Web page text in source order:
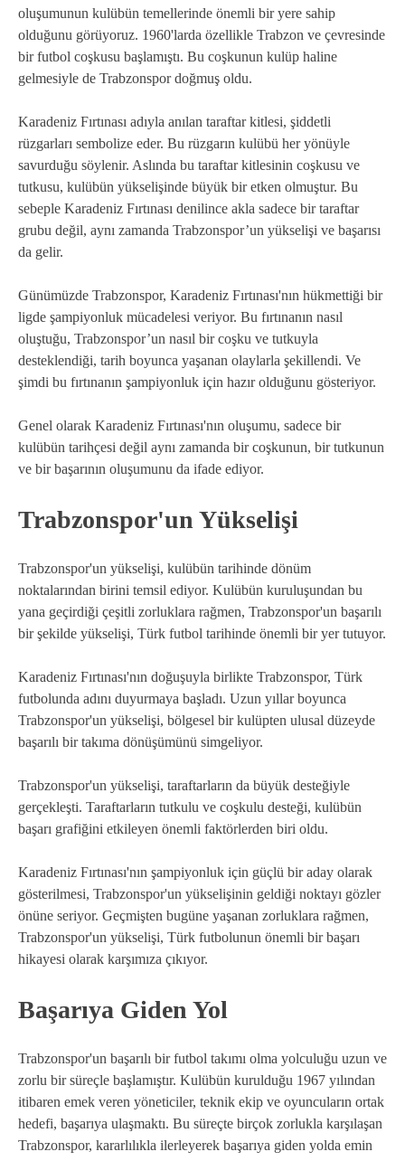
oluşumunun kulübün temellerinde önemli bir yere sahip
olduğunu görüyoruz. 1960'larda özellikle Trabzon ve çevresinde
bir futbol coşkusu başlamıştı. Bu coşkunun kulüp haline
gelmesiyle de Trabzonspor doğmuş oldu.
Karadeniz Fırtınası adıyla anılan taraftar kitlesi, şiddetli
rüzgarları sembolize eder. Bu rüzgarın kulübü her yönüyle
savurduğu söylenir. Aslında bu taraftar kitlesinin coşkusu ve
tutkusu, kulübün yükselişinde büyük bir etken olmuştur. Bu
sebeple Karadeniz Fırtınası denilince akla sadece bir taraftar
grubu değil, aynı zamanda Trabzonspor’un yükselişi ve başarısı
da gelir.
Günümüzde Trabzonspor, Karadeniz Fırtınası'nın hükmettiği bir
ligde şampiyonluk mücadelesi veriyor. Bu fırtınanın nasıl
oluştuğu, Trabzonspor’un nasıl bir coşku ve tutkuyla
desteklendiği, tarih boyunca yaşanan olaylarla şekillendi. Ve
şimdi bu fırtınanın şampiyonluk için hazır olduğunu gösteriyor.
Genel olarak Karadeniz Fırtınası'nın oluşumu, sadece bir
kulübün tarihçesi değil aynı zamanda bir coşkunun, bir tutkunun
ve bir başarının oluşumunu da ifade ediyor.
Trabzonspor'un Yükselişi
Trabzonspor'un yükselişi, kulübün tarihinde dönüm
noktalarından birini temsil ediyor. Kulübün kuruluşundan bu
yana geçirdiği çeşitli zorluklara rağmen, Trabzonspor'un başarılı
bir şekilde yükselişi, Türk futbol tarihinde önemli bir yer tutuyor.
Karadeniz Fırtınası'nın doğuşuyla birlikte Trabzonspor, Türk
futbolunda adını duyurmaya başladı. Uzun yıllar boyunca
Trabzonspor'un yükselişi, bölgesel bir kulüpten ulusal düzeyde
başarılı bir takıma dönüşümünü simgeliyor.
Trabzonspor'un yükselişi, taraftarların da büyük desteğiyle
gerçekleşti. Taraftarların tutkulu ve coşkulu desteği, kulübün
başarı grafiğini etkileyen önemli faktörlerden biri oldu.
Karadeniz Fırtınası'nın şampiyonluk için güçlü bir aday olarak
gösterilmesi, Trabzonspor'un yükselişinin geldiği noktayı gözler
önüne seriyor. Geçmişten bugüne yaşanan zorluklara rağmen,
Trabzonspor'un yükselişi, Türk futbolunun önemli bir başarı
hikayesi olarak karşımıza çıkıyor.
Başarıya Giden Yol
Trabzonspor'un başarılı bir futbol takımı olma yolculuğu uzun ve
zorlu bir süreçle başlamıştır. Kulübün kurulduğu 1967 yılından
itibaren emek veren yöneticiler, teknik ekip ve oyuncuların ortak
hedefi, başarıya ulaşmaktı. Bu süreçte birçok zorlukla karşılaşan
Trabzonspor, kararlılıkla ilerleyerek başarıya giden yolda emin